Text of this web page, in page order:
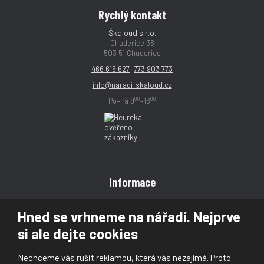
Hned se vrhneme na nářadí. Nejprve
si ale dejte cookies
Nechceme vás rušit reklamou, která vás nezajímá. Proto
Rychlý kontakt
Škaloud s.r.o.
Chudeřice 38
503 51 Chudeřice
466 615 627; 773 903 773
info@naradi-skaloud.cz
Po–Pá 900–1600
Informace
Obchodní podmínky
Reklamace
Magazín